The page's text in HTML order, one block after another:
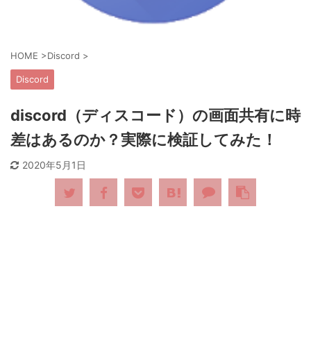
HOME >Discord >
Discord
discord（ディスコード）の画面共有に時
差はあるのか？実際に検証してみた！
2020年5月1日